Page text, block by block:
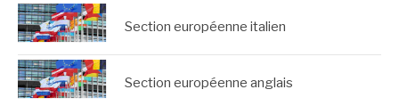
Section européenne italien
Section européenne anglais